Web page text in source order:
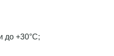
до +30°C;